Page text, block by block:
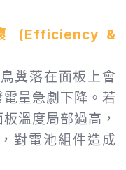
(Efficiency &
糞落在面板上會
量急劇下降。若
溫度局部過高，
對電池組件造成